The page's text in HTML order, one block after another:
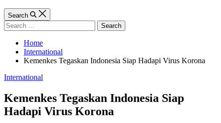
Search
Search
for:
Home
International
Kemenkes Tegaskan Indonesia Siap Hadapi Virus Korona
Categories
International
Kemenkes Tegaskan Indonesia Siap
Hadapi Virus Korona